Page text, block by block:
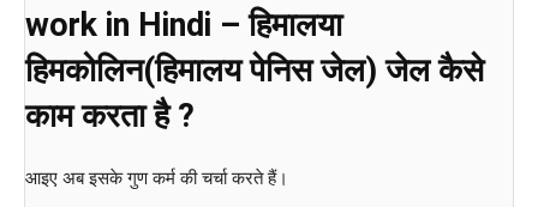
work in Hindi – हिमालया
हिमकोलिन(हिमालय पेनिस जेल) जेल कैसे
काम करता है ?
आइए अब इसके गुण कर्म की चर्चा करते हैं।